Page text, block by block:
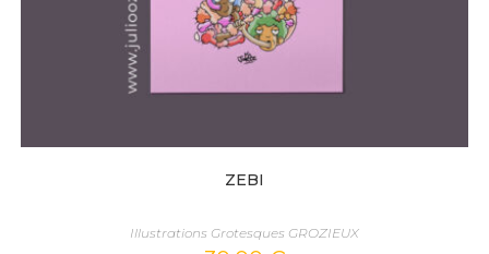
ZEBI
Illustrations Grotesques GROZIEUX